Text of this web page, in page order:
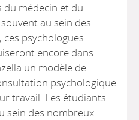
du médecin et du
au sein des
psychologues
encore dans
un modèle de
psychologique
travail. Les étudiants
sein des nombreux